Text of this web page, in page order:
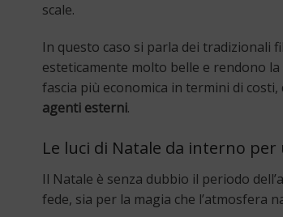
scale.
In questo caso si parla dei tradizionali
esteticamente molto belle e rendono
fascia più economica in termini di costi,
agenti esterni.
Le luci di Natale da interno
Il Natale è senza dubbio il periodo
fede, sia per la magia che l’atmosfera